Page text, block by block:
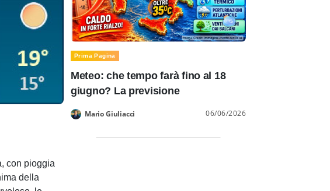
con pioggia
della
Prima Pagina
Meteo: che tempo farà fino al 18
giugno? La previsione
Mario Giuliacci 06/06/2026